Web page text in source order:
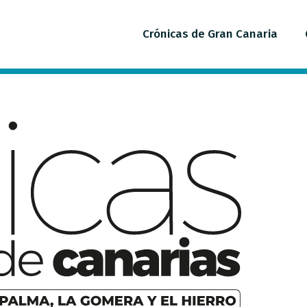
Crónicas de Gran Canaria